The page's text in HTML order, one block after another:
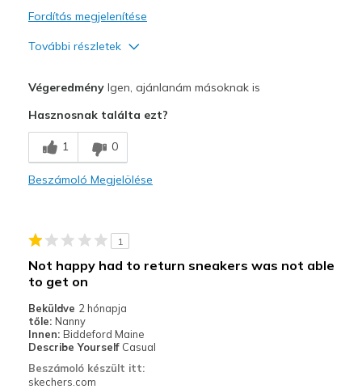
Fordítás megjelenítése
További részletek
Breathe Well
Comfortable
Casual Wear
Going Out
Travel
Width
VégeredményIgen, ajánlanám másoknak is
Hasznosnak találta ezt?
1 0
Beszámoló Megjelölése
1
Not happy had to return sneakers was not able
to get on
Beküldve 2 hónapja
tőle: Nanny
Innen: Biddeford Maine
Describe Yourself Casual
Beszámoló készült itt:
skechers.com